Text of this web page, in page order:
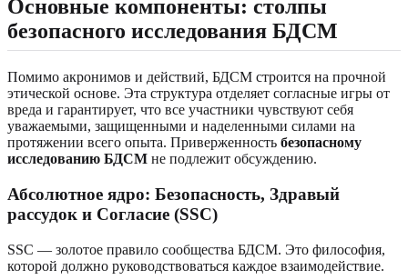
Основные компоненты: столпы
безопасного исследования БДСМ
Помимо акронимов и действий, БДСМ строится на прочной
этической основе. Эта структура отделяет согласные игры от
вреда и гарантирует, что все участники чувствуют себя
уважаемыми, защищенными и наделенными силами на
протяжении всего опыта. Приверженность безопасному
исследованию БДСМ не подлежит обсуждению.
Абсолютное ядро: Безопасность, Здравый
рассудок и Согласие (SSC)
SSC — золотое правило сообщества БДСМ. Это философия,
которой должно руководствоваться каждое взаимодействие.